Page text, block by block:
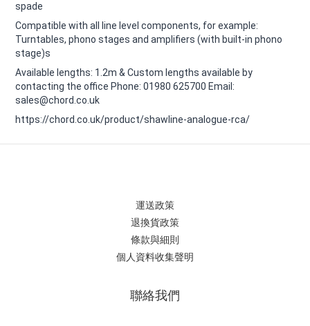
spade
Compatible with all line level components, for example:
Turntables, phono stages and amplifiers (with built-in phono
stage)s
Available lengths: 1.2m & Custom lengths available by
contacting the office Phone: 01980 625700 Email:
sales@chord.co.uk
https://chord.co.uk/product/shawline-analogue-rca/
運送政策
退換貨政策
條款與細則
個人資料收集聲明
聯絡我們